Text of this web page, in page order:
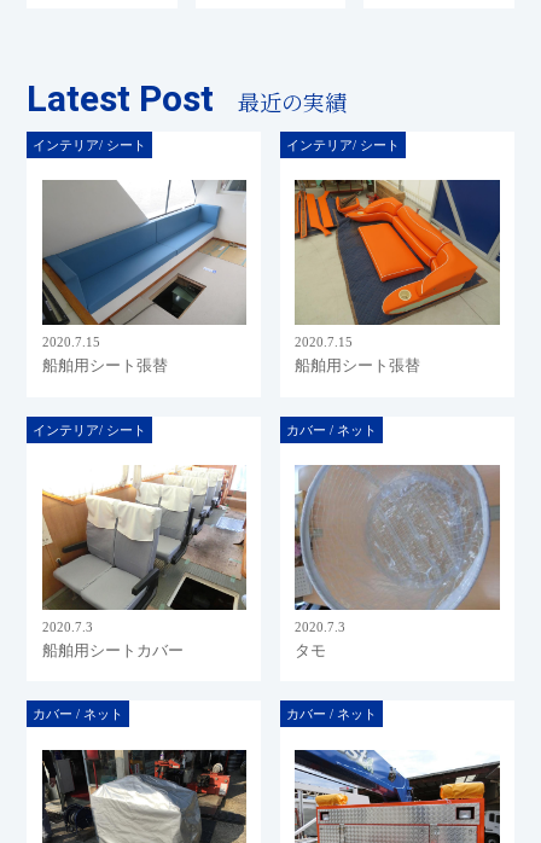
Latest Post 最近の実績
インテリア/ シート
2020.7.15
船舶用シート張替
インテリア/ シート
2020.7.15
船舶用シート張替
インテリア/ シート
2020.7.3
船舶用シートカバー
カバー / ネット
2020.7.3
タモ
カバー / ネット カバー / ネット